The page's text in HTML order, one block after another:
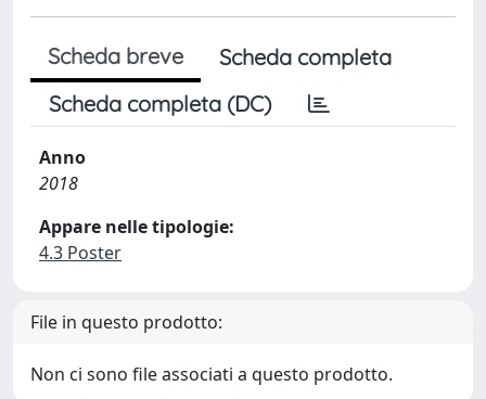
Scheda breve
Scheda completa
Scheda completa (DC)
Anno
2018
Appare nelle tipologie:
4.3 Poster
File in questo prodotto:
Non ci sono file associati a questo prodotto.